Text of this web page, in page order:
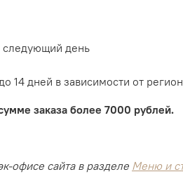
следующий день
14 дней в зависимости от
заказа более 7000 рублей.
офисе сайта в разделе Меню и